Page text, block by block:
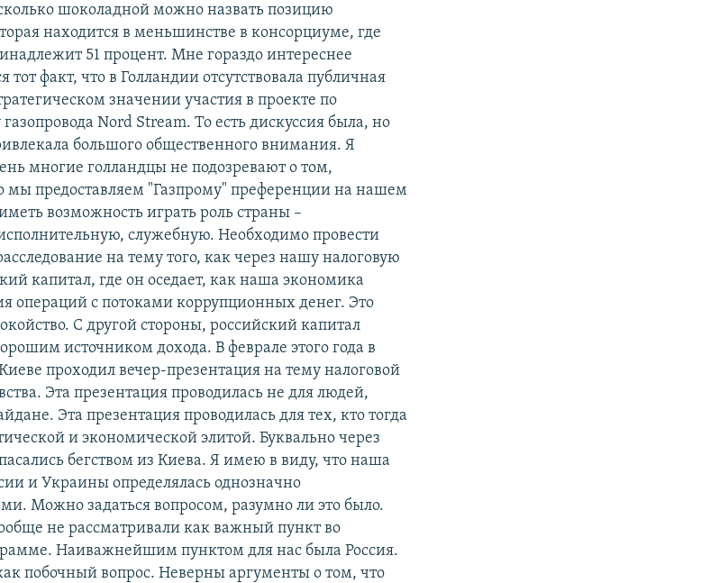
шоколадной можно назвать позицию
находится в меньшинстве в консорциуме, где
51 процент. Мне гораздо интереснее
тот факт, что в Голландии отсутствовала публичная
значении участия в проекте по
газопровода Nord Stream. То есть дискуссия была, но
большого общественного внимания. Я
многие голландцы не подозревают о том,
мы предоставляем "Газпрому" преференции на нашем
возможность играть роль страны –
служебную. Необходимо провести
на тему того, как через нашу налоговую
капитал, где он оседает, как наша экономика
операций с потоками коррупционных денег. Это
С другой стороны, российский капитал
источником дохода. В феврале этого года в
проходил вечер-презентация на тему налоговой
Эта презентация проводилась не для людей,
Эта презентация проводилась для тех, кто тогда
и экономической элитой. Буквально через
бегством из Киева. Я имею в виду, что наша
и Украины определялась однозначно
Можно задаться вопросом, разумно ли это было.
не рассматривали как важный пункт во
Наиважнейшим пунктом для нас была Россия.
побочный вопрос. Неверны аргументы о том, что